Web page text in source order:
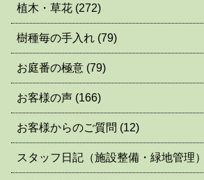
植木・草花 (272)
樹種毎の手入れ (79)
お庭番の極意 (79)
お客様の声 (166)
お客様からのご質問 (12)
スタッフ日記（施設整備・緑地管理）